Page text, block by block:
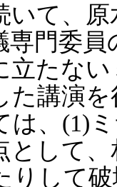
て、原
専門委員
立たな
た講演を
は、(1)
として
りして